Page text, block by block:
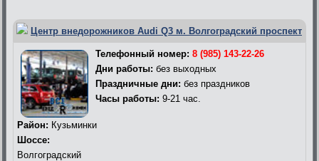
Центр внедорожников Audi Q3 м. Волгоградский проспект
Телефонный номер: 8 (985) 143-22-26
Дни работы: без выходных
Праздничные дни: без праздников
Часы работы: 9-21 час.
Район: Кузьминки
Шоссе:
Волгоградский